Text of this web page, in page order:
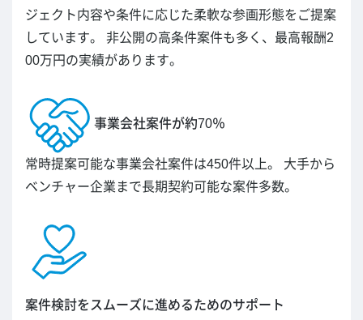
ジェクト内容や条件に応じた柔軟な参画形態をご提案
しています。 非公開の高条件案件も多く、最高報酬2
00万円の実績があります。
事業会社案件が約70％
常時提案可能な事業会社案件は450件以上。 大手から
ベンチャー企業まで長期契約可能な案件多数。
案件検討をスムーズに進めるためのサポート